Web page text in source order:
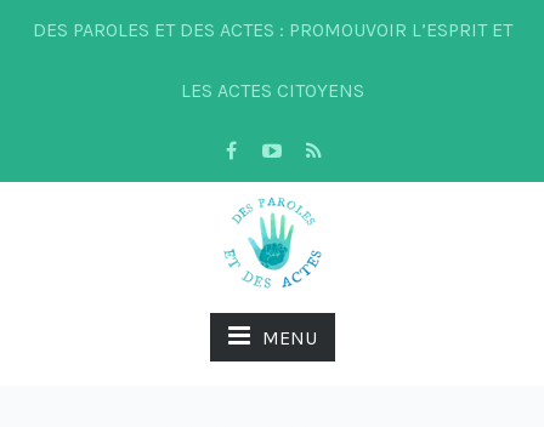
DES PAROLES ET DES ACTES : PROMOUVOIR L’ESPRIT ET
LES ACTES CITOYENS
MENU